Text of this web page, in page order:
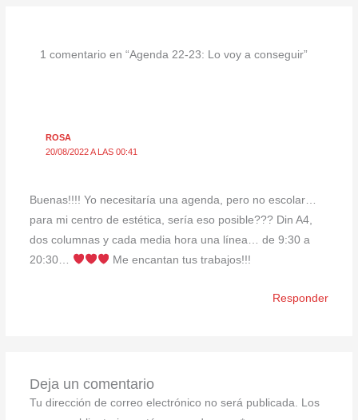
1 comentario en “Agenda 22-23: Lo voy a conseguir”
ROSA
20/08/2022 A LAS 00:41
Buenas!!!! Yo necesitaría una agenda, pero no escolar…
para mi centro de estética, sería eso posible??? Din A4,
dos columnas y cada media hora una línea… de 9:30 a
20:30…
Me encantan tus trabajos!!!
Responder
Deja un comentario
Tu dirección de correo electrónico no será publicada.
Los